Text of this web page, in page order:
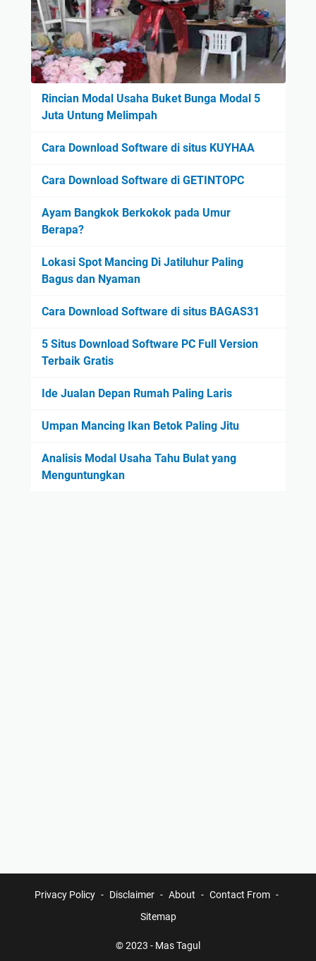
Rincian Modal Usaha Buket Bunga Modal 5
Juta Untung Melimpah
Cara Download Software di situs KUYHAA
Cara Download Software di GETINTOPC
Ayam Bangkok Berkokok pada Umur
Berapa?
Lokasi Spot Mancing Di Jatiluhur Paling
Bagus dan Nyaman
Cara Download Software di situs BAGAS31
5 Situs Download Software PC Full Version
Terbaik Gratis
Ide Jualan Depan Rumah Paling Laris
Umpan Mancing Ikan Betok Paling Jitu
Analisis Modal Usaha Tahu Bulat yang
Menguntungkan
Privacy Policy Disclaimer About
Contact From
Sitemap
© 2023 - Mas Tagul